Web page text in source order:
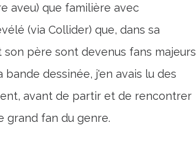
aveu) que familière avec
(via Collider) que, dans sa
père sont devenus fans majeurs
dessinée, j'en avais lu des
avant de partir et de rencontrer
grand fan du genre.